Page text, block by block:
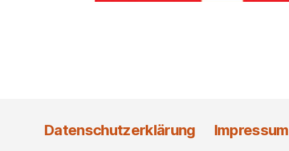
Datenschutzerklärung Impressum